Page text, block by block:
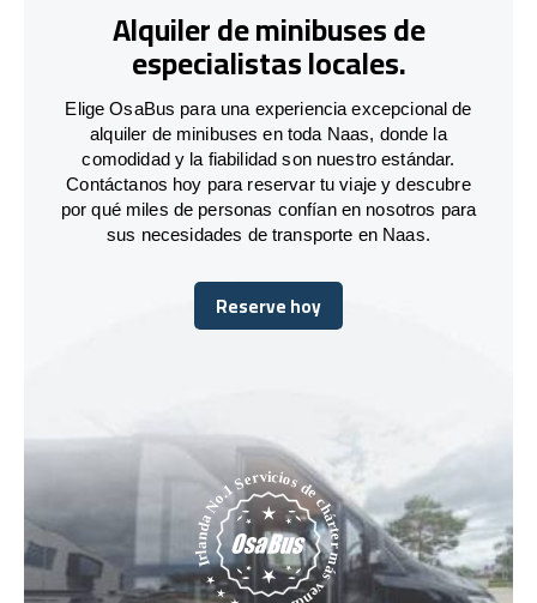
Alquiler de minibuses de
especialistas locales.
Elige OsaBus para una experiencia excepcional de
alquiler de minibuses en toda Naas, donde la
comodidad y la fiabilidad son nuestro estándar.
Contáctanos hoy para reservar tu viaje y descubre
por qué miles de personas confían en nosotros para
sus necesidades de transporte en Naas.
Reserve hoy
Reserve hoy